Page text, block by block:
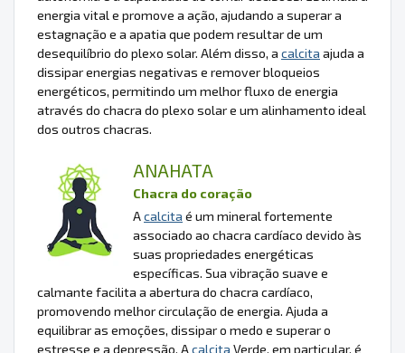
energia vital e promove a ação, ajudando a superar a
estagnação e a apatia que podem resultar de um
desequilíbrio do plexo solar. Além disso, a calcita ajuda a
dissipar energias negativas e remover bloqueios
energéticos, permitindo um melhor fluxo de energia
através do chacra do plexo solar e um alinhamento ideal
dos outros chacras.
ANAHATA
Chacra do coração
Acalcita é um mineral fortemente
associado ao chacra cardíaco devido às
suas propriedades energéticas
específicas. Sua vibração suave e
calmante facilita a abertura do chacra cardíaco,
promovendo melhor circulação de energia. Ajuda a
equilibrar as emoções, dissipar o medo e superar o
estresse e a depressão. Acalcita Verde, em particular, é